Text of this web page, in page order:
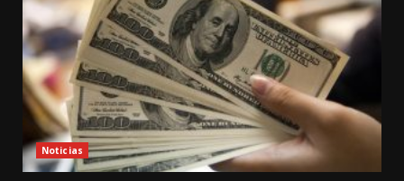
Noticias